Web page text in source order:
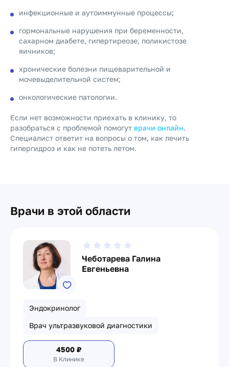
инфекционные и аутоиммунные процессы;
гормональные нарушения при беременности,
сахарном диабете, гипертиреозе, поликистозе
яичников;
хронические болезни пищеварительной и
мочевыделительной систем;
онкологические патологии.
Если нет возможности приехать в клинику, то
разобраться с проблемой помогут врачи онлайн.
Специалист ответит на вопросы о том, как лечить
гипергидроз и как не потеть летом.
Врачи в этой области
Чеботарева Галина
Евгеньевна
Эндокринолог
Врач ультразвуковой диагностики
4500 ₽
В Клинике